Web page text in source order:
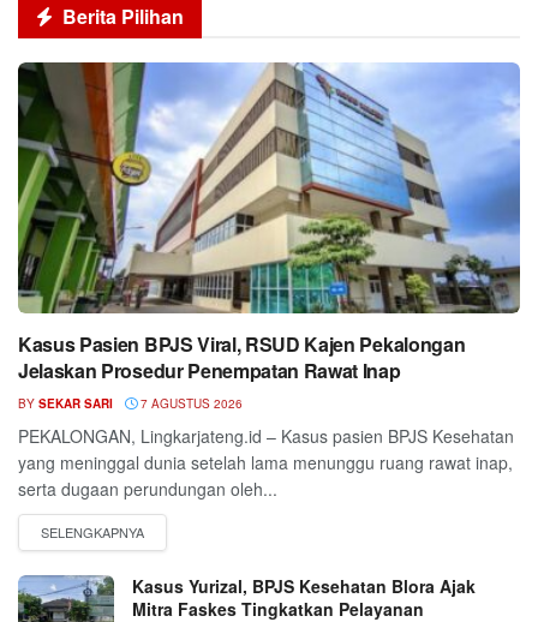
Berita Pilihan
Kasus Pasien BPJS Viral, RSUD Kajen Pekalongan
Jelaskan Prosedur Penempatan Rawat Inap
BY SEKAR SARI 7 AGUSTUS 2026
PEKALONGAN, Lingkarjateng.id – Kasus pasien BPJS Kesehatan
yang meninggal dunia setelah lama menunggu ruang rawat inap,
serta dugaan perundungan oleh...
Kasus Yurizal, BPJS Kesehatan Blora Ajak
Mitra Faskes Tingkatkan Pelayanan